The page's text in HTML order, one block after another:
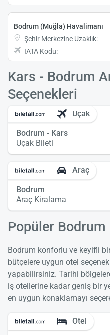
Bodrum (Muğla) Havalimanı
Şehir Merkezine Uzaklık:
IATA Kodu:
Kars - Bodrum
Seçenekleri
Uçak
Bodrum - Kars
Uçak Bileti
Araç
Bodrum
Araç Kiralama
Popüler Bodrum
Bodrum konforlu ve keyifli
bütçelere uygun otel
yapabilirsiniz. Tarihi
iş otellerine kadar geniş bir
en uygun konaklamayı
Otel